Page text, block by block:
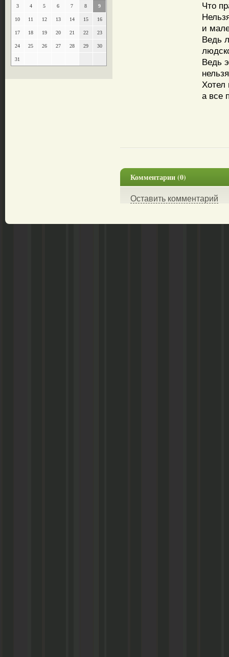
3 4 5 6 7 8 9
10 11 12 13 14 15 16
17 18 19 20 21 22 23
24 25 26 27 28 29 30
31
Что
и
Ведь
Ведь
Хотел
а все
Комментарии (0)
Оставить комментарий